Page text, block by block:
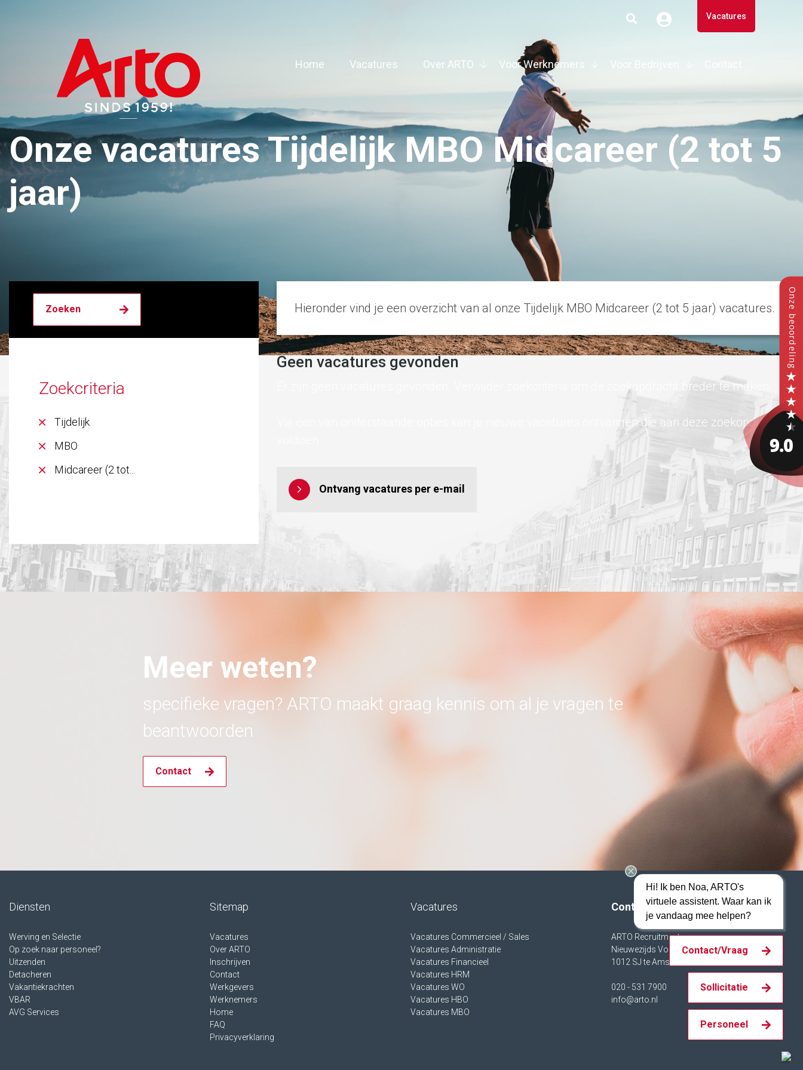
Vacatures
Home Vacatures Over ARTO Voor Werknemers Voor Bedrijven
Onze vacatures Tijdelijk MBO Midcareer (2 tot 5
jaar)
Zoekcriteria
Tijdelijk
MBO
Midcareer (2 tot...
Hieronder vind je een overzicht van al onze Tijdelijk MBO Midcareer (2 tot 5 jaar) vacatures.
Geen vacatures gevonden
Er zijn geen vacatures gevonden. Verwijder zoekcriteria om de zoekopdracht breder te maken.
Via een van onderstaande opties kan je nieuwe vacatures ontvangen die aan deze zoekopdracht
Ontvang vacatures per e-mail
Meer weten?
specifieke vragen? ARTO maakt graag kennis om al je vragen te
beantwoorden
Contact
Diensten
Werving en Selectie
Op zoek naar personeel?
Uitzenden
Detacheren
Vakantiekrachten
VBAR
AVG Services
Sitemap
Vacatures
Over ARTO
Inschrijven
Contact
Werkgevers
Werknemers
Home
FAQ
Privacyverklaring
Vacatures
Vacatures Commercieel / Sales
Vacatures Administratie
Vacatures Financieel
Vacatures HRM
Vacatures WO
Vacatures HBO
Vacatures MBO
Contact
ARTO Recruitment
Nieuwezijds Voorburgwal 158
1012 SJ te Amsterdam.
020 - 531 7900
info@arto.nl
Hi! Ik ben Noa, ARTO's
virtuele assistent. Waar kan ik
je vandaag mee helpen?
Contact/Vraag
Sollicitatie
Personeel